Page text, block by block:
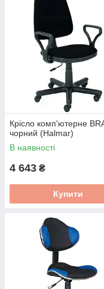
Крісло комп'ютерне
чорний (Halmar)
В наявності
4 643 ₴
Купити